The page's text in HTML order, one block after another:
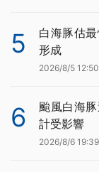
5
白海豚估
形成
2026/8/5 12:50
6
颱風白海
計受影響
2026/8/6 19:39